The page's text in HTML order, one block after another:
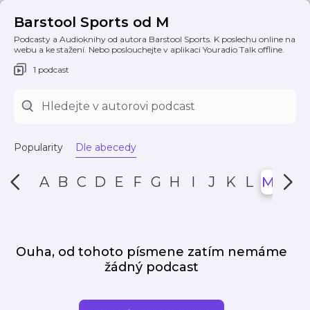
Barstool Sports od M
Podcasty a Audioknihy od autora Barstool Sports. K poslechu online na
webu a ke stažení. Nebo poslouchejte v aplikaci Youradio Talk offline.
1 podcast
Popularity Dle abecedy
A B C D E F G H I J K L M N
Ouha, od tohoto písmene zatím nemáme
žádný podcast